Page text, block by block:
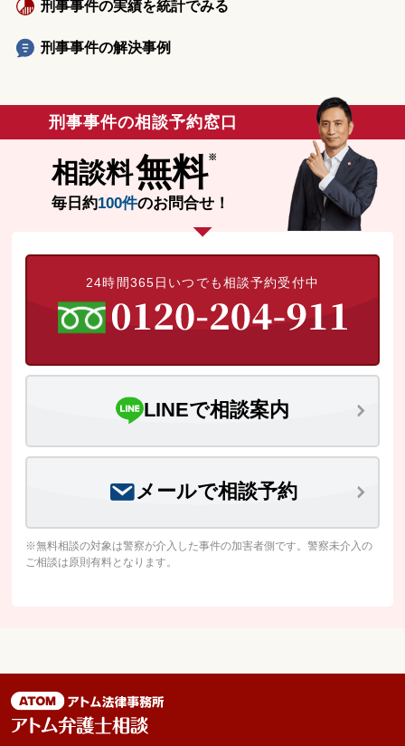
刑事事件の実績を統計でみる
刑事事件の解決事例
刑事事件の相談予約窓口
相談料無料
毎日約100件のお問合せ！
24時間365日いつでも相談予約受付中
LINEで相談案内
メールで相談予約
※無料相談の対象は警察が介入した事件の加害者側です。警察未介入の
ご相談は原則有料となります。